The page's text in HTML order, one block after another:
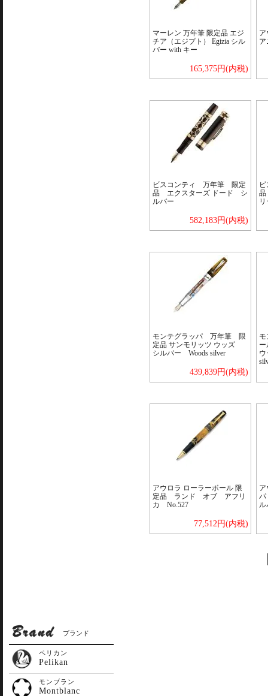
マーレン 万年筆 限定品 エジ
チア（エジプト） Egizia シル
バー with キー
165,375円(内税)
ア
ア
ビスコンティ 万年筆 限定
品 エクスターズ ドード シ
ルバー
582,183円(内税)
モンテグラッパ 万年筆 限
定品 サンモリッツ ウッズ
シルバー Woods silver
439,839円(内税)
アウロラ ローラーボール 限
定品 ランド オブ アフリ
カ No.527
77,512円(内税)
ア
パ
ル
ブランド
ペリカン
Pelikan
モンブラン
Montblanc